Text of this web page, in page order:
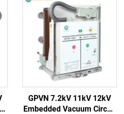
GPVN 7.2kV 11kV 12kV
Embedded Vacuum Circuit